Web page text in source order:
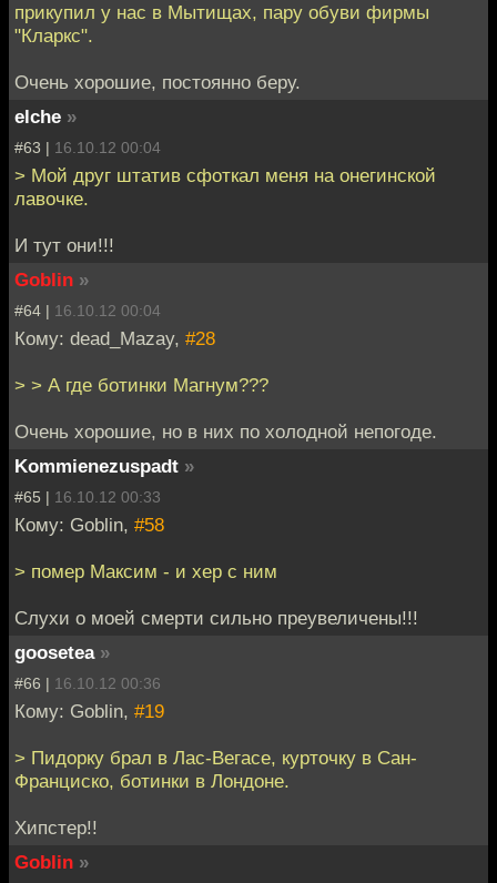
прикупил у нас в Мытищах, пару обуви фирмы
"Кларкс".
Очень хорошие, постоянно беру.
elche »
#63 | 16.10.12 00:04
> Мой друг штатив сфоткал меня на онегинской
лавочке.
И тут они!!!
Goblin »
#64 | 16.10.12 00:04
Кому: dead_Mazay, #28
> > А где ботинки Магнум???
Очень хорошие, но в них по холодной непогоде.
Kommienezuspadt »
#65 | 16.10.12 00:33
Кому: Goblin, #58
> помер Максим - и хер с ним
Cлухи о моей смерти сильно преувеличены!!!
goosetea »
#66 | 16.10.12 00:36
Кому: Goblin, #19
> Пидорку брал в Лас-Вегасе, курточку в Сан-
Франциско, ботинки в Лондоне.
Хипстер!!
Goblin »